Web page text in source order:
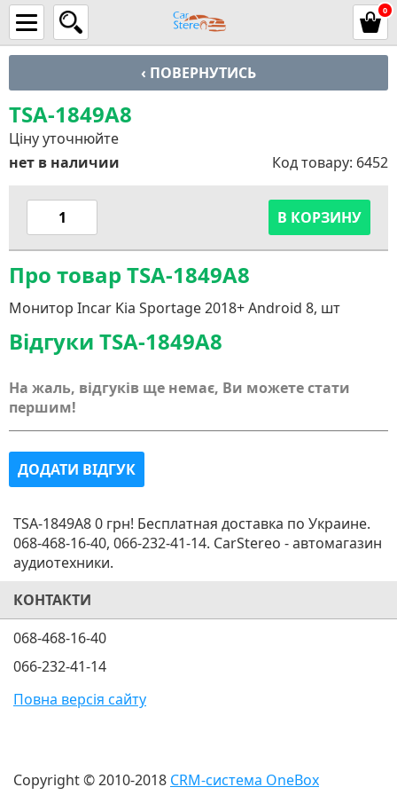
0
‹ ПОВЕРНУТИСЬ
TSA-1849A8
Ціну уточнюйте
нет в наличии
Код товару: 6452
В КОРЗИНУ
Про товар TSA-1849A8
Монитор Incar Kia Sportage 2018+ Android 8, шт
Відгуки TSA-1849A8
На жаль, відгуків ще немає, Ви можете стати
першим!
ДОДАТИ ВІДГУК
TSA-1849A8 0 грн! Бесплатная доставка по Украине.
068-468-16-40, 066-232-41-14. CarStereo - автомагазин
аудиотехники.
КОНТАКТИ
068-468-16-40
066-232-41-14
Повна версія сайту
Copyright © 2010-2018 CRM-система OneBox